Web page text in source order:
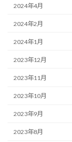
2024年4月
2024年2月
2024年1月
2023年12月
2023年11月
2023年10月
2023年9月
2023年8月